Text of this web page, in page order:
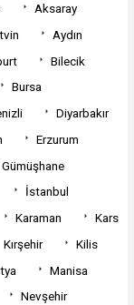
Aksaray
Aydın
Bilecik
Bursa
Diyarbakır
Erzurum
Gümüşhane
İstanbul
Karaman
Kars
Kırşehir
Kilis
Manisa
Nevşehir